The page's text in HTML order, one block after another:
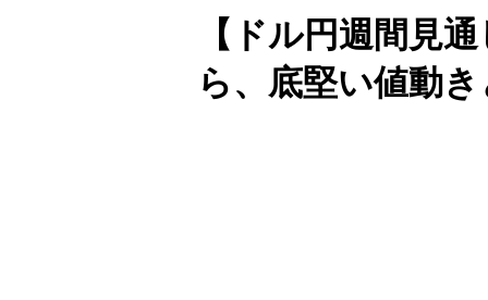
【ドル円週間見
ら、底堅い値動